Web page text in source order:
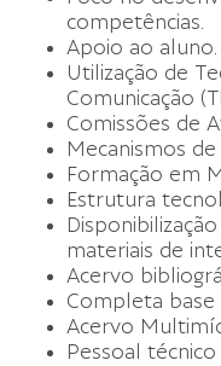
competências.
Apoio ao aluno.
Utilização de
Comunicação
Comissões de
Mecanismos
Formação em
Estrutura
materiais de
Acervo
Completa base
Acervo
Pessoal